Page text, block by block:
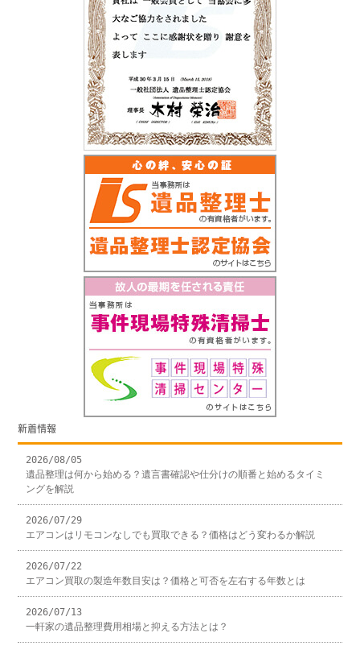
新着情報
2026/08/05
遺品整理は何から始める？遺言書確認や仕分けの順番と始めるタイミ
ングを解説
2026/07/29
エアコンはリモコンなしでも買取できる？価格はどう変わるか解説
2026/07/22
エアコン買取の製造年数目安は？価格と可否を左右する年数とは
2026/07/13
一軒家の遺品整理費用相場と抑える方法とは？